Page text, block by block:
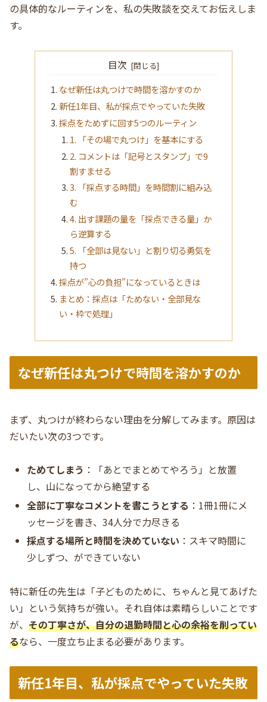
の具体的なルーティンを、私の失敗談を交えてお伝えしま
す。
目次
なぜ新任は丸つけで時間を溶かすのか
新任1年目、私が採点でやっていた失敗
採点をためずに回す5つのルーティン
1. 「その場で丸つけ」を基本にする
2. コメントは「記号とスタンプ」で9
割すませる
3. 「採点する時間」を時間割に組み込
む
4. 出す課題の量を「採点できる量」か
ら逆算する
5. 「全部は見ない」と割り切る勇気を
持つ
採点が”心の負担”になっているときは
まとめ：採点は「ためない・全部見な
い・枠で処理」
なぜ新任は丸つけで時間を溶かすのか
まず、丸つけが終わらない理由を分解してみます。原因は
だいたい次の3つです。
ためてしまう ：「あとでまとめてやろう」と放置
し、山になってから絶望する
全部に丁寧なコメントを書こうとする ：1冊1冊にメ
ッセージを書き、34人分で力尽きる
採点する場所と時間を決めていない ：スキマ時間に
少しずつ、ができていない
特に新任の先生は「子どものために、ちゃんと見てあげた
い」という気持ちが強い。それ自体は素晴らしいことです
が、 その丁寧さが、自分の退勤時間と心の余裕を削ってい
るなら、一度立ち止まる必要があります。
新任1年目、私が採点でやっていた失敗